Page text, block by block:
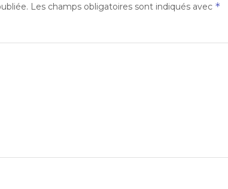
Les champs obligatoires sont indiqués avec *